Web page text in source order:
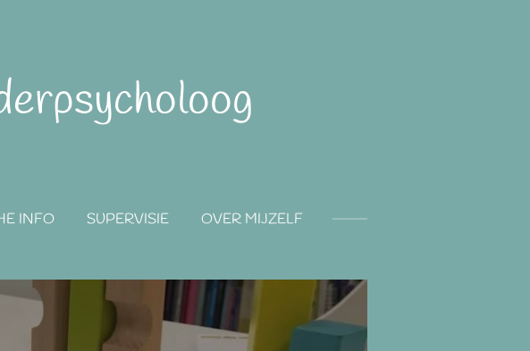
INFO SUPERVISIE OVER MIJZELF